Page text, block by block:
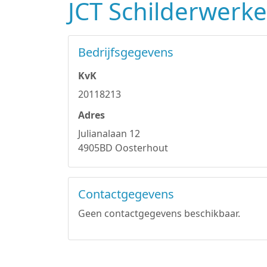
JCT
Bedrijfsgegevens
KvK
20118213
Adres
Julianalaan 12
4905BD Oosterhout
Contactgegevens
Geen contactgegevens beschikbaar.